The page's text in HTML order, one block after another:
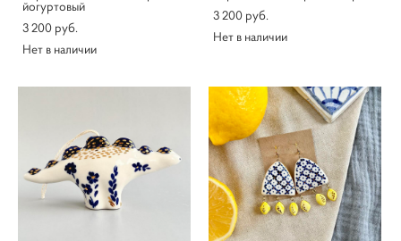
йогуртовый
3 200 pуб.
Нет в наличии
3 200 pуб.
Нет в наличии